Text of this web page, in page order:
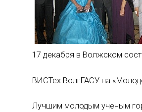
17 декабря в Волжском
ВИСТех ВолгГАСУ на
Лучшим молодым ученым